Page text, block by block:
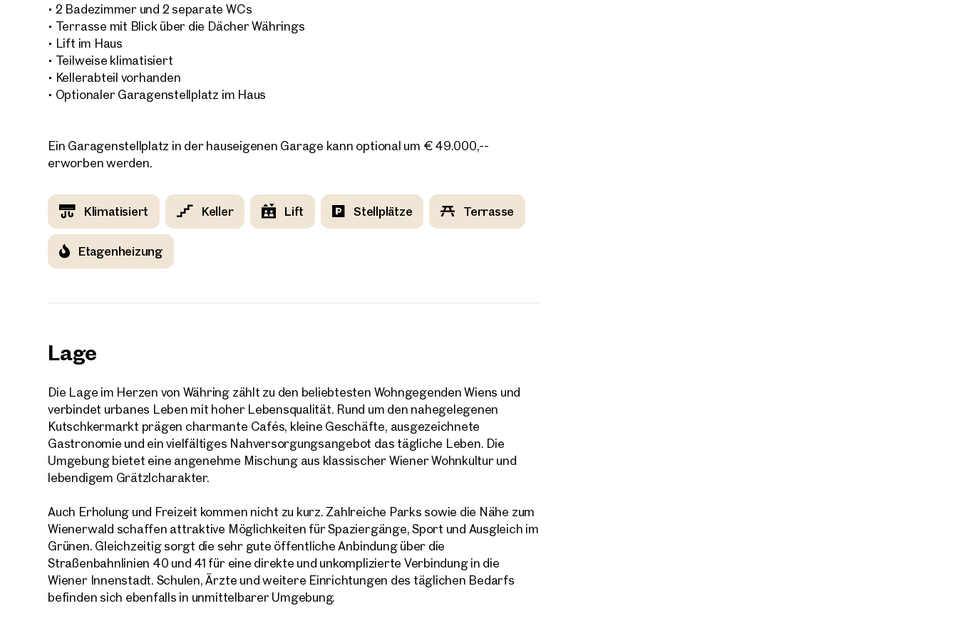
ideale Anbindung an die Wiener Innenstadt.
• 2 Badezimmer und 2 separate WCs
• Terrasse mit Blick über die Dächer Währings
• Lift im Haus
• Teilweise klimatisiert
• Kellerabteil vorhanden
• Optionaler Garagenstellplatz im Haus
Ein Garagenstellplatz in der hauseigenen Garage kann optional um € 49.000,--
erworben werden.
Klimatisiert Keller Lift Stellplätze Terrasse
Etagenheizung
Lage
Die Lage im Herzen von Währing zählt zu den beliebtesten Wohngegenden Wiens und
verbindet urbanes Leben mit hoher Lebensqualität. Rund um den nahegelegenen
Kutschkermarkt prägen charmante Cafés, kleine Geschäfte, ausgezeichnete
Gastronomie und ein vielfältiges Nahversorgungsangebot das tägliche Leben. Die
Umgebung bietet eine angenehme Mischung aus klassischer Wiener Wohnkultur und
lebendigem Grätzlcharakter.
Auch Erholung und Freizeit kommen nicht zu kurz. Zahlreiche Parks sowie die Nähe zum
Wienerwald schaffen attraktive Möglichkeiten für Spaziergänge, Sport und Ausgleich im
Grünen. Gleichzeitig sorgt die sehr gute öffentliche Anbindung über die
Straßenbahnlinien 40 und 41 für eine direkte und unkomplizierte Verbindung in die
Wiener Innenstadt. Schulen, Ärzte und weitere Einrichtungen des täglichen Bedarfs
befinden sich ebenfalls in unmittelbarer Umgebung.
Ihre Anfrage
m.saccomanno@otto.at
+43 664 885 33 219
Ihre Nachricht(optional)
Bitte wählen Titel
Wir finden Ihre
Traumimmobilie
Sagen Sie uns was Sie suchen und wir finden Ihre Traumimmobilie aus
über 2.000 ungelisteten Angeboten.
Wie möchten Sie uns kontaktieren?